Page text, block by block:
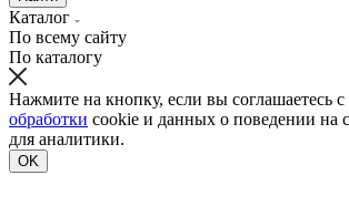
Каталог
По всему сайту
По каталогу
Нажмите на кнопку, если вы соглашаетесь с
обработки cookie и данных о поведении на
для аналитики.
OK